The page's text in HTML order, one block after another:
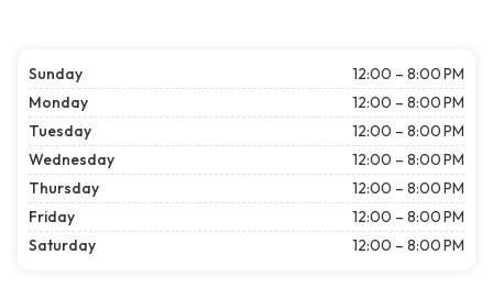
Sunday
12:00 – 8:00 PM
Monday
12:00 – 8:00 PM
Tuesday
12:00 – 8:00 PM
Wednesday
12:00 – 8:00 PM
Thursday
12:00 – 8:00 PM
Friday
12:00 – 8:00 PM
Saturday
12:00 – 8:00 PM